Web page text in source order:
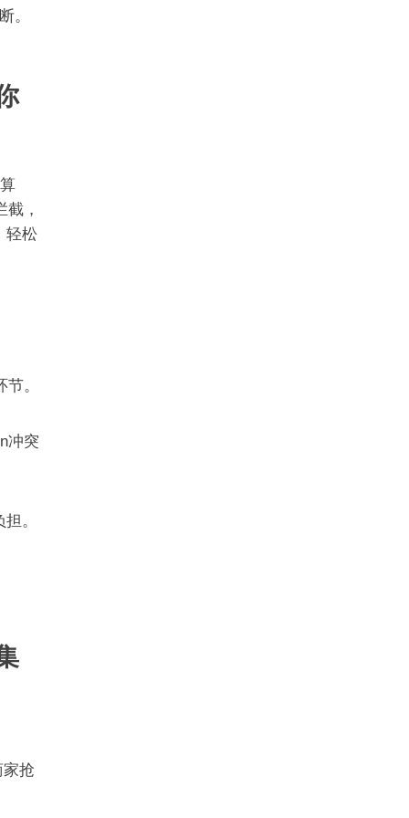
。
，
轻松
。
冲突
。
抢